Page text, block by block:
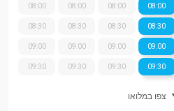
08:00
08:30
09:00
09:30
08:00
08:30
09:00
09:30
08:00
08:30
09:00
09:30
08:00
08:30
09:00
09:30
צפו במלואו